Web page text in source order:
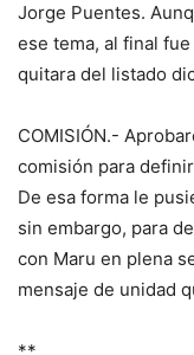
Jorge Puentes.
ese tema, al final
quitara del listado
COMISIÓN.-
comisión para
De esa forma le
sin embargo, para
con Maru en plena
mensaje de unidad